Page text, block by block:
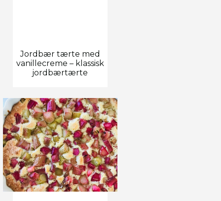
Jordbær tærte med
vanillecreme – klassisk
jordbærtærte